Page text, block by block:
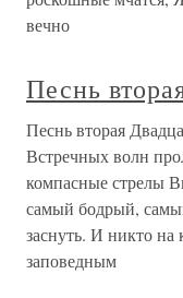
вечно
Песнь
Песнь вторая
Встречных волн
компасные стрелы
самый бодрый,
заснуть. И никто
заповедным